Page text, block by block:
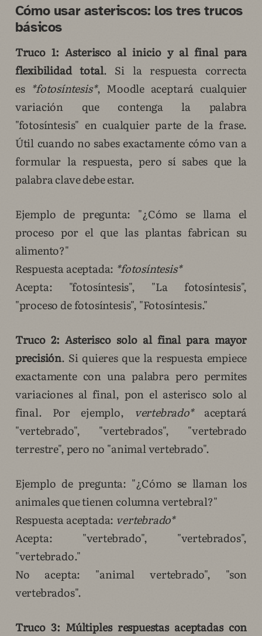
Cómo usar asteriscos: los tres trucos
básicos
Truco 1: Asterisco al inicio y al final para
flexibilidad total. Si la respuesta correcta
es *fotosíntesis*, Moodle aceptará cualquier
variación que contenga la palabra
"fotosíntesis" en cualquier parte de la frase.
Útil cuando no sabes exactamente cómo van a
formular la respuesta, pero sí sabes que la
palabra clave debe estar.
Ejemplo de pregunta: "¿Cómo se llama el
proceso por el que las plantas fabrican su
alimento?"
Respuesta aceptada: *fotosíntesis*
Acepta: "fotosíntesis", "La fotosíntesis",
"proceso de fotosíntesis", "Fotosíntesis."
Truco 2: Asterisco solo al final para mayor
precisión. Si quieres que la respuesta empiece
exactamente con una palabra pero permites
variaciones al final, pon el asterisco solo al
final. Por ejemplo, vertebrado*aceptará
"vertebrado", "vertebrados", "vertebrado
terrestre", pero no "animal vertebrado".
Ejemplo de pregunta: "¿Cómo se llaman los
animales que tienen columna vertebral?"
Respuesta aceptada: vertebrado*
Acepta: "vertebrado", "vertebrados",
"vertebrado."
No acepta: "animal vertebrado", "son
vertebrados".
Truco 3: Múltiples respuestas aceptadas con